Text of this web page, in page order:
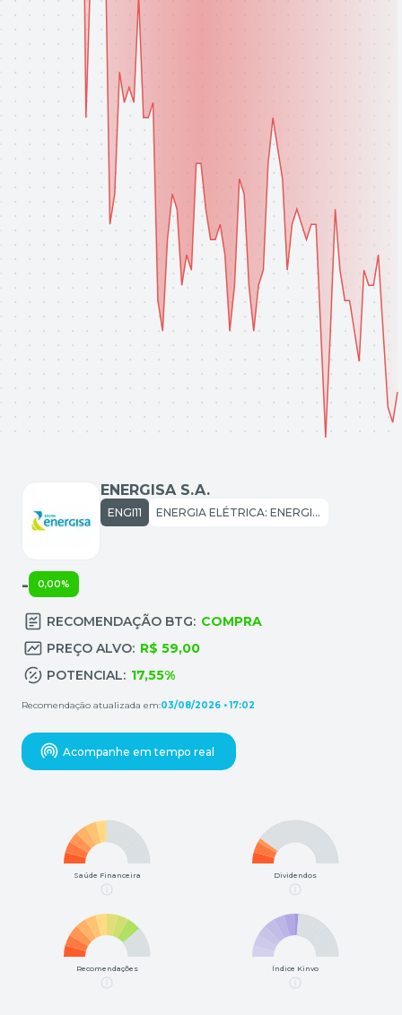
ENERGISA S.A.
ENGI11 ENERGIA ELÉTRICA: ENERGIA ELÉTRICA
Acompanhe em tempo real
- 0,00%
RECOMENDAÇÃO BTG: COMPRA
PREÇO ALVO: R$ 59,00
POTENCIAL: 17,55%
Recomendação atualizada em:03/08/2026 • 17:02
Saúde Financeira Dividendos
Recomendações Índice Kinvo